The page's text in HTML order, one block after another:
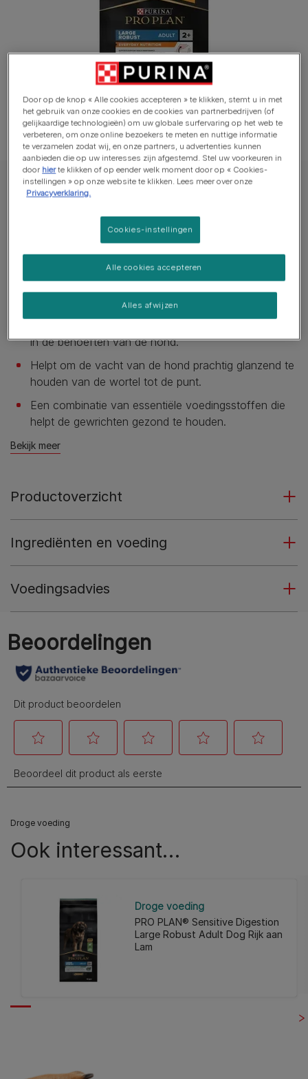
PRO PLAN® Hond Droge voeding
Robust Adult Dog Rijk aan Kip
Schrijf een beoordeling
Beschikbare formaten:​ 14kg
in de behoeften van de hond.
Helpt om de vacht van de hond prachtig glanzend te
houden van de wortel tot de punt.
Een combinatie van essentiële voedingsstoffen die
helpt de gewrichten gezond te houden.
Bekijk meer
Productoverzicht
Ingrediënten en voeding
Voedingsadvies
Droge voeding
Ook interessant…​
Droge voeding
PRO PLAN® Sensitive Digestion
Large Robust Adult Dog Rijk aan
Lam
Door op de knop « Alle cookies accepteren » te klikken, stemt u in met
het gebruik van onze cookies en de cookies van partnerbedrijven (of
gelijkaardige technologieën) om uw globale surfervaring op het web te
verbeteren, om onze online bezoekers te meten en nuttige informatie
te verzamelen zodat wij, en onze partners, u advertenties kunnen
aanbieden die op uw interesses zijn afgestemd. Stel uw voorkeuren in
door hierte klikken of op eender welk moment door op « Cookies-
instellingen » op onze website te klikken. Lees meer over onze
Privacyverklaring.
Cookies-instellingen
Alles afwijzen
Alle cookies accepteren